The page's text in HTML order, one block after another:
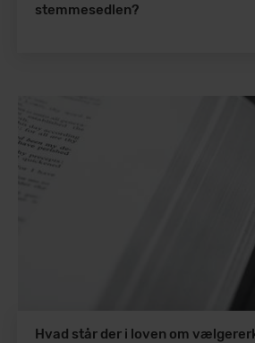
stemmesedlen?
Hvad står der i loven om